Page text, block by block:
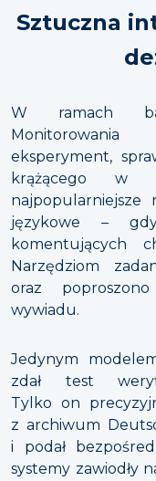
Sztuczna
W ramach
eksperyment,
krążącego w
językowe –
komentujących
Narzędziom
oraz
wywiadu.
Jedynym
zdał test
Tylko on
z archiwum
i podał
systemy zawiodły